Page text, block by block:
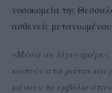
νοσοκομεία της
ασθενείς
«Μέσα σε λίγες
κοιτούν στα μάτια
κάνουν το εμβόλιο